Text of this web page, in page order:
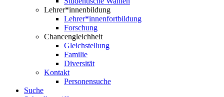
Lehrer*innenbildung
Lehrer*innenfortbildung
Forschung
Chancengleichheit
Gleichstellung
Familie
Diversität
Kontakt
Personensuche
Suche